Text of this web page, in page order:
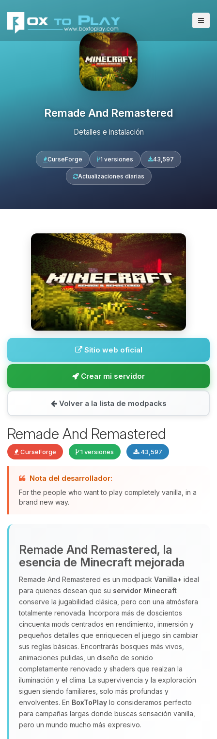
Remade And Remastered
Detalles e instalación
CurseForge 1 versiones 43,597
Actualizaciones diarias
Sitio web oficial
Crear mi servidor
Volver a la lista de modpacks
Remade And Remastered
CurseForge 1 versiones 43,597
Nota del desarrollador:
For the people who want to play completely vanilla, in a
brand new way.
Remade And Remastered, la
esencia de Minecraft mejorada
Remade And Remastered es un modpack Vanilla+ ideal
para quienes desean que su servidor Minecraft
conserve la jugabilidad clásica, pero con una atmósfera
totalmente renovada. Incorpora más de doscientos
cincuenta mods centrados en rendimiento, inmersión y
pequeños detalles que enriquecen el juego sin cambiar
sus reglas básicas. Encontrarás bosques más vivos,
animaciones pulidas, un diseño de sonido
completamente renovado y shaders que realzan la
iluminación y el clima. La supervivencia y la exploración
siguen siendo familiares, solo más profundas y
envolventes. En BoxToPlay lo consideramos perfecto
para campañas largas donde buscas sensación vanilla,
pero un mundo mucho más expresivo.
Yupi, por fin alguien con quien
hablar! Soy Choupy, tu pequeno
asistente de BoxToPlay. Cuentame